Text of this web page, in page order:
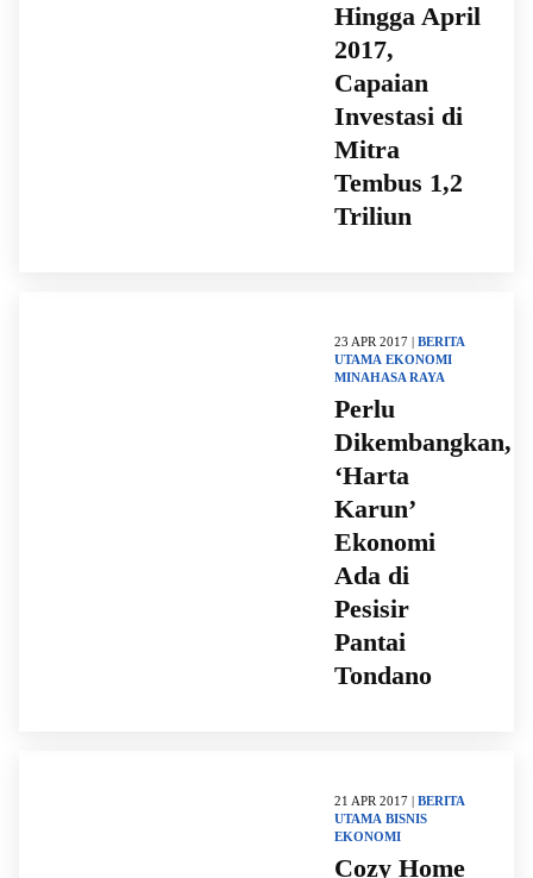
Hingga April
2017,
Capaian
Investasi di
Mitra
Tembus 1,2
Triliun
23 APR 2017 | BERITA
UTAMA EKONOMI
MINAHASA RAYA
Perlu
Dikembangkan,
‘Harta
Karun’
Ekonomi
Ada di
Pesisir
Pantai
Tondano
21 APR 2017 | BERITA
UTAMA BISNIS
EKONOMI
Cozy Home